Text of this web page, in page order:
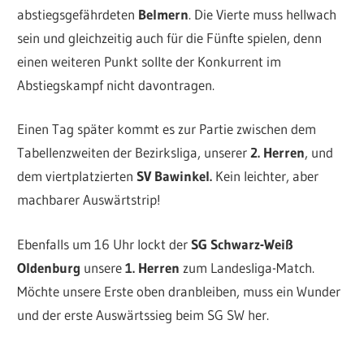
abstiegsgefährdeten Belmern. Die Vierte muss hellwach
sein und gleichzeitig auch für die Fünfte spielen, denn
einen weiteren Punkt sollte der Konkurrent im
Abstiegskampf nicht davontragen.
Einen Tag später kommt es zur Partie zwischen dem
Tabellenzweiten der Bezirksliga, unserer2. Herren, und
dem viertplatziertenSV Bawinkel. Kein leichter, aber
machbarer Auswärtstrip!
Ebenfalls um 16 Uhr lockt derSG Schwarz-Weiß
Oldenburg unsere1. Herren zum Landesliga-Match.
Möchte unsere Erste oben dranbleiben, muss ein Wunder
und der erste Auswärtssieg beim SG SW her.